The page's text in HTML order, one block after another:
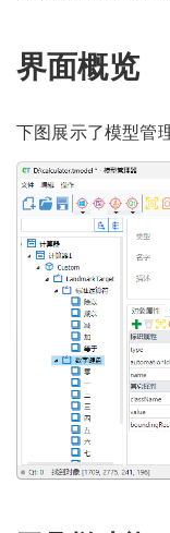
界面概览
下图展示了模型管